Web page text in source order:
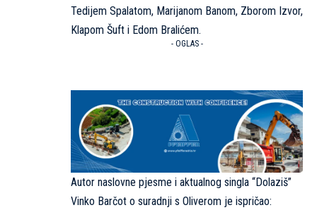
Tedijem Spalatom, Marijanom Banom, Zborom Izvor,
Klapom Šuft i Edom Bralićem.
- OGLAS -
Autor naslovne pjesme i aktualnog singla “Dolaziš”
Vinko Barčot o suradnji s Oliverom je ispričao: